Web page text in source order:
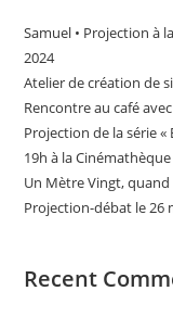
Samuel • Projection à
2024
Atelier de création de
Rencontre au café
Projection de la série «
19h à la
Un Mètre Vingt,
Projection-débat le 26
Recent